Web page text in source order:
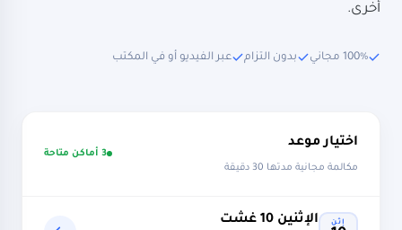
أخرى.
100% مجاني بدون التزام عبر الفيديو أو في المكتب
اختيار موعد
مكالمة مجانية مدتها 30 دقيقة
3 أماكن متاحة
إثن الإثنين 10 غشت